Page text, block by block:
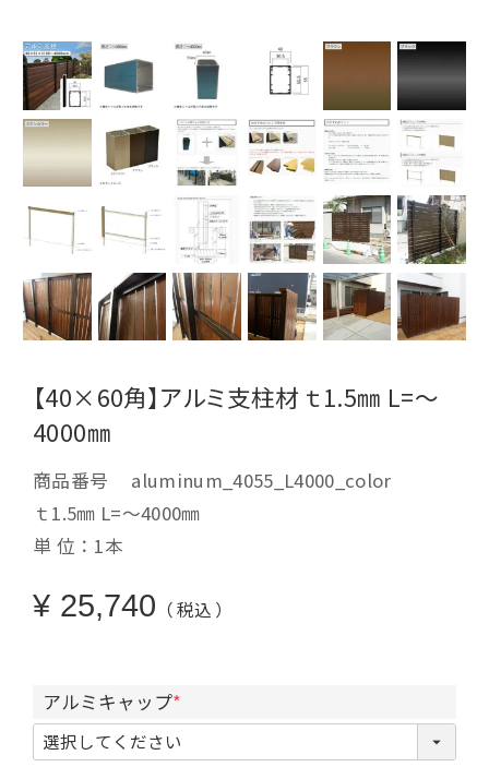
【40×60角】アルミ支柱材 ｔ1.5㎜ L=～
4000㎜
商品番号
aluminum_4055_L4000_color
ｔ1.5㎜ L=～4000㎜
単 位：1本
¥ 25,740 税込
アルミキャップ
(
必